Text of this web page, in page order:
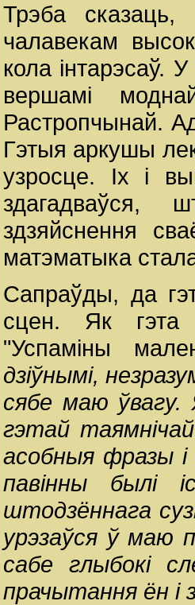
Трэба сказаць,
чалавекам
кола інтарэсаў.
вершамі
Растропчынай.
Гэтыя аркушы
узросце. Іх і
здзяйснення
матэматыка
Сапраўды, да
сцен. Як гэта
"Успаміны
дзіўнымі,
сябе маю ўвагу.
гэтай
асобныя фразы і
павінны былі
штодзённага
урэзаўся ў маю
сабе глыбокі
прачытання ён і